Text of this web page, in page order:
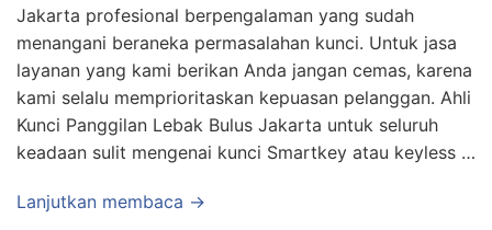
Jakarta profesional berpengalaman yang sudah
menangani beraneka permasalahan kunci. Untuk jasa
layanan yang kami berikan Anda jangan cemas, karena
kami selalu memprioritaskan kepuasan pelanggan. Ahli
Kunci Panggilan Lebak Bulus Jakarta untuk seluruh
keadaan sulit mengenai kunci Smartkey atau keyless …
Lanjutkan membaca →